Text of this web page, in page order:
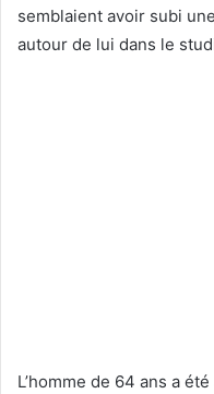
semblaient avoir subi
autour de lui dans le
L’homme de 64 ans a